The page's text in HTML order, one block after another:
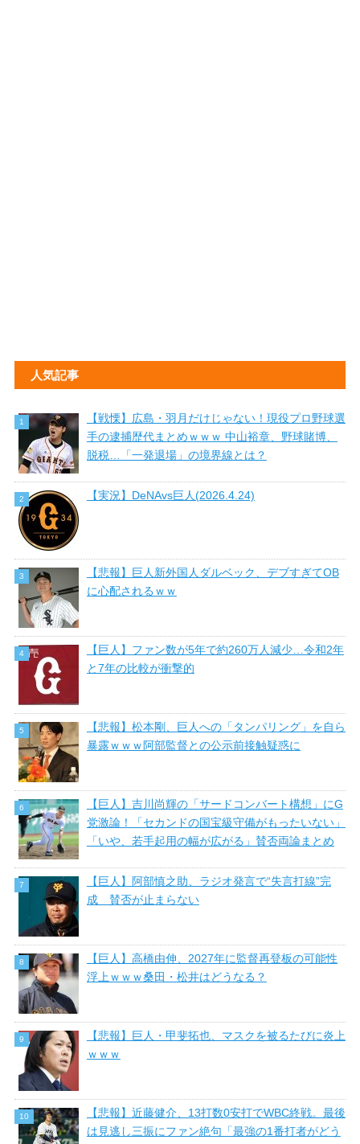
人気記事
【戦慄】広島・羽月だけじゃない！現役プロ野球選
手の逮捕歴代まとめｗｗｗ 中山裕章、野球賭博、
脱税…「一発退場」の境界線とは？
【実況】DeNAvs巨人(2026.4.24)
【悲報】巨人新外国人ダルベック、デブすぎてOB
に心配されるｗｗ
【巨人】ファン数が5年で約260万人減少…令和2年
と7年の比較が衝撃的
【悲報】松本剛、巨人への「タンパリング」を自ら
暴露ｗｗｗ阿部監督との公示前接触疑惑に
【巨人】吉川尚輝の「サードコンバート構想」にG
党激論！「セカンドの国宝級守備がもったいない」
「いや、若手起用の幅が広がる」賛否両論まとめ
【巨人】阿部慎之助、ラジオ発言で“失言打線”完
成 賛否が止まらない
【巨人】高橋由伸、2027年に監督再登板の可能性
浮上ｗｗｗ桑田・松井はどうなる？
【悲報】巨人・甲斐拓也、マスクを被るたびに炎上
ｗｗｗ
【悲報】近藤健介、13打数0安打でWBC終戦。最後
は見逃し三振にファン絶句「最強の1番打者がどう